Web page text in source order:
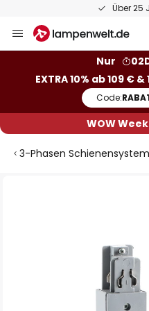
Über 25
Inhalt
Nur
EXTRA 10% ab 109 € &
Code:
WOW
3-Phasen Schienensystem